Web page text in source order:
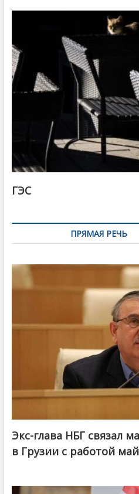
ГЭС
ПРЯМАЯ РЕЧЬ
Экс-глава НБГ связал
в Грузии с работой